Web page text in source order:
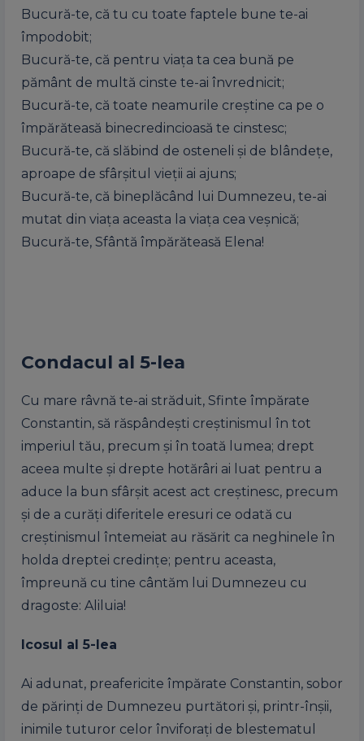
Bucură-te, că tu cu toate faptele bune te-ai
împodobit;
Bucură-te, că pentru viața ta cea bună pe
pământ de multă cinste te-ai învrednicit;
Bucură-te, că toate neamurile creștine ca pe o
împărăteasă binecredincioasă te cinstesc;
Bucură-te, că slăbind de osteneli și de blândețe,
aproape de sfârșitul vieții ai ajuns;
Bucură-te, că bineplăcând lui Dumnezeu, te-ai
mutat din viața aceasta la viața cea veșnică;
Bucură-te, Sfântă împărăteasă Elena!
Condacul al 5-lea
Cu mare râvnă te-ai străduit, Sfinte împărate
Constantin, să răspândești creștinismul în tot
imperiul tău, precum și în toată lumea; drept
aceea multe și drepte hotărâri ai luat pentru a
aduce la bun sfârșit acest act creștinesc, precum
și de a curăți diferitele eresuri ce odată cu
creștinismul întemeiat au răsărit ca neghinele în
holda dreptei credințe; pentru aceasta,
împreună cu tine cântăm lui Dumnezeu cu
dragoste: Aliluia!
Icosul al 5-lea
Ai adunat, preafericite împărate Constantin, sobor
de părinți de Dumnezeu purtători și, printr-înșii,
inimile tuturor celor înviforați de blestematul